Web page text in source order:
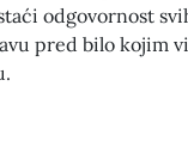
odgovornost
pred bilo kojim